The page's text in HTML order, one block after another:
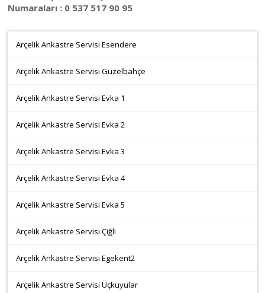
Numaraları : 0 537 517 90 95
Arçelik Ankastre Servisi Esendere
Arçelik Ankastre Servisi Güzelbahçe
Arçelik Ankastre Servisi Evka 1
Arçelik Ankastre Servisi Evka 2
Arçelik Ankastre Servisi Evka 3
Arçelik Ankastre Servisi Evka 4
Arçelik Ankastre Servisi Evka 5
Arçelik Ankastre Servisi Çiğli
Arçelik Ankastre Servisi Egekent2
Arçelik Ankastre Servisi Üçkuyular